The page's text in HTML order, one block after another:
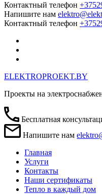
Контактный телефон
Напишите нам
Контактный телефон
ELEKTROPROEKT.BY
Проекты на
Бесплатная
Напишите нам
Главная
Услуги
Контакты
Наши сертификаты
Тепло в каждый дом